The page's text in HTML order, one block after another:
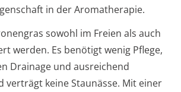
in der Aromatherapie.
sowohl im Freien als auch
werden. Es benötigt wenig Pflege,
Drainage und ausreichend
verträgt keine Staunässe. Mit einer